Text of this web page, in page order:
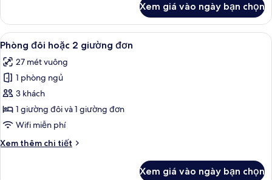
Căn
hộ,
1
phòng
ngủ
Xem giá vào ngày bạn chọn
Xem
tất
cả
ảnh
Phòng
đôi
hoặc
giường
Phòng đôi hoặc 2 giường đơn |
3
Phòng đôi hoặc 2 giường đơn
27 mét vuông
1 phòng ngủ
3 khách
1 giường đôi và 1 giường đơn
Wifi miễn phí
Xem thêm chi tiết
Chi
Xem giá vào ngày bạn chọn